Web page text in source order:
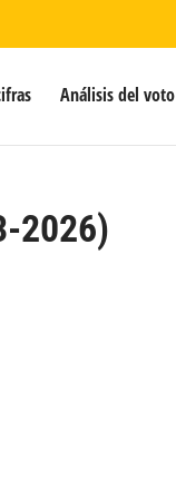
Análisis del voto
2026)